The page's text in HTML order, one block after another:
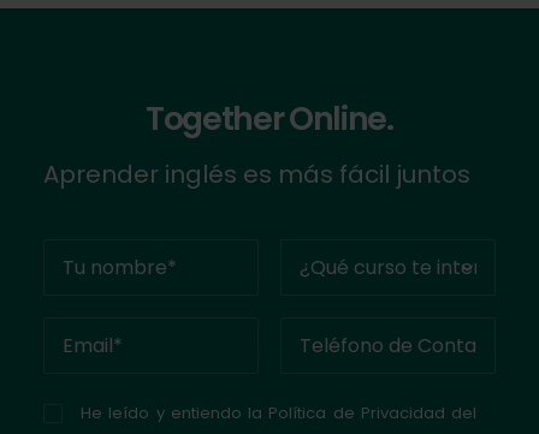
Together Online.
Aprender inglés es más fácil juntos
He leído y entiendo la Política de Privacidad del